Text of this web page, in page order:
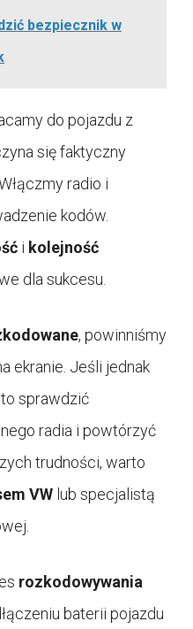
bezpiecznik w
do pojazdu z
się faktyczny
radio i
kodów.
i kolejność
dla sukcesu.
, powinniśmy
ekranie. Jeśli jednak
sprawdzić
radia i powtórzyć
trudności, warto
VW lub specjalistą
rozkodowywania
baterii pojazdu